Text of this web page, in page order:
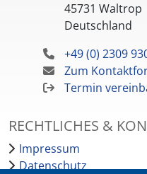
45731 Waltrop
Deutschland
+49 (0) 2309
Zum
Termin
RECHTLICHES &
Impressum
Datenschutz